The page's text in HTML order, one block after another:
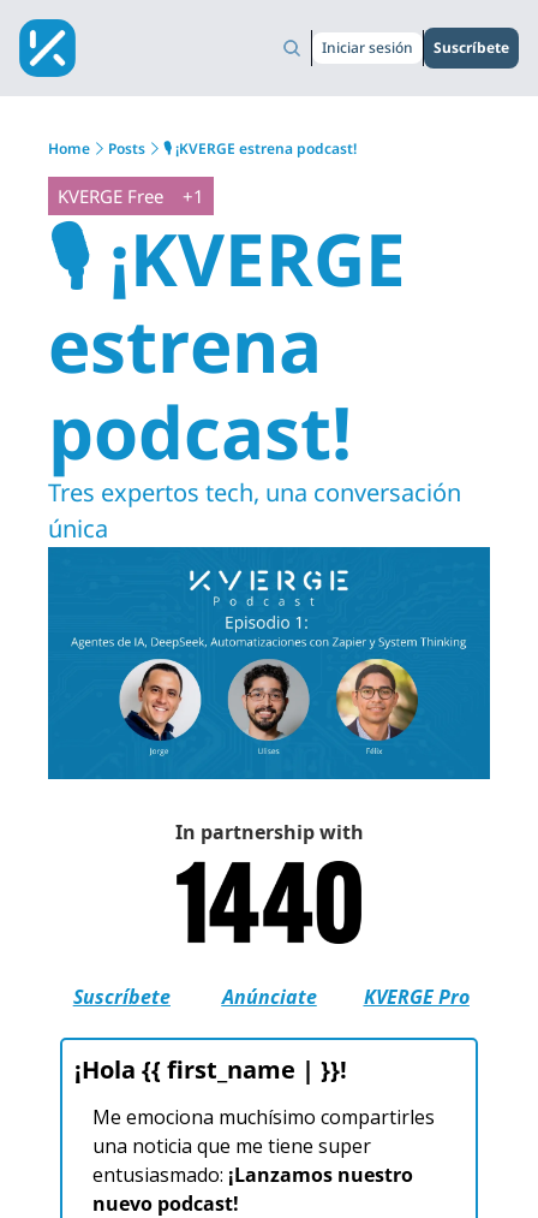
Iniciar sesión Suscríbete
Home Posts 🎙️ ¡KVERGE estrena podcast!
KVERGE Free +1
🎙️ ¡KVERGE
estrena
podcast!
Tres expertos tech, una conversación
única
In partnership with
Suscríbete Anúnciate KVERGE Pro
¡Hola {{ first_name | }}!
Me emociona muchísimo compartirles
una noticia que me tiene super
entusiasmado: ¡Lanzamos nuestro
nuevo podcast!